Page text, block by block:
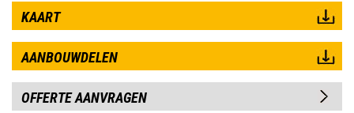
KAART
AANBOUWDELEN
OFFERTE AANVRAGEN